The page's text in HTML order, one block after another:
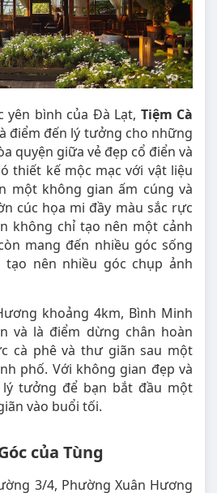
bình của Đà Lạt, Tiệm Cà
điểm đến lý tưởng cho những
quyện giữa vẻ đẹp cổ điển và
thiết kế mộc mạc với vật liệu
một không gian ấm cúng và
cúc họa mi đầy màu sắc rực
không chỉ tạo nên một cảnh
mang đến nhiều góc sống
nên nhiều góc chụp ảnh
khoảng 4km, Bình Minh
và là điểm dừng chân hoàn
cà phê và thư giãn sau một
phố. Với không gian đẹp và
tưởng để bạn bắt đầu một
vào buổi tối.
của Tùng
3/4, Phường Xuân Hương